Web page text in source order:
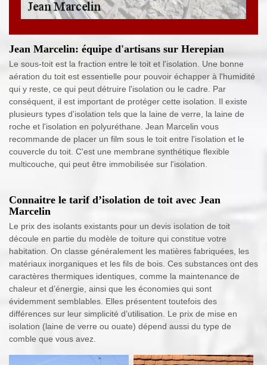
Jean Marcelin: équipe d'artisans sur Herepian
Le sous-toit est la fraction entre le toit et l'isolation. Une bonne
aération du toit est essentielle pour pouvoir échapper à l'humidité
qui y reste, ce qui peut détruire l'isolation ou le cadre. Par
conséquent, il est important de protéger cette isolation. Il existe
plusieurs types d'isolation tels que la laine de verre, la laine de
roche et l'isolation en polyuréthane. Jean Marcelin vous
recommande de placer un film sous le toit entre l'isolation et le
couvercle du toit. C'est une membrane synthétique flexible
multicouche, qui peut être immobilisée sur l'isolation.
Connaitre le tarif d’isolation de toit avec Jean
Marcelin
Le prix des isolants existants pour un devis isolation de toit
découle en partie du modèle de toiture qui constitue votre
habitation. On classe généralement les matières fabriquées, les
matériaux inorganiques et les fils de bois. Ces substances ont des
caractères thermiques identiques, comme la maintenance de
chaleur et d’énergie, ainsi que les économies qui sont
évidemment semblables. Elles présentent toutefois des
différences sur leur simplicité d’utilisation. Le prix de mise en
isolation (laine de verre ou ouate) dépend aussi du type de
comble que vous avez.